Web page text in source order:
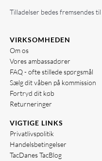
Tilladelser bedes fremsendes til
VIRKSOMHEDEN
Om os
Vores ambassadører
FAQ - ofte stillede spørgsmål
Sælg dit våben på kommission
Fortryd dit køb
Returneringer
VIGTIGE LINKS
Privatlivspolitik
Handelsbetingelser
TacDanes TacBlog